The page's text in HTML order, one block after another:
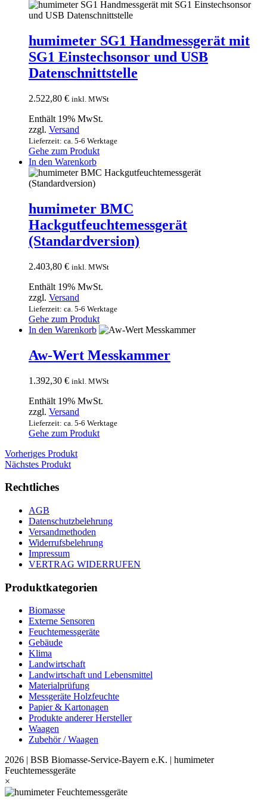
humimeter SG1 Handmessgerät mit
SG1 Einstechsonsor und USB
Datenschnittstelle
2.522,80 € inkl. MWSt
Enthält 19% MwSt.
zzgl. Versand
Lieferzeit: ca. 5-6 Werktage
Gehe zum Produkt
In den Warenkorb
humimeter BMC
Hackgutfeuchtemessgerät
(Standardversion)
2.403,80 € inkl. MWSt
Enthält 19% MwSt.
zzgl. Versand
Lieferzeit: ca. 5-6 Werktage
Gehe zum Produkt
In den Warenkorb
Aw-Wert Messkammer
1.392,30 € inkl. MWSt
Enthält 19% MwSt.
zzgl. Versand
Lieferzeit: ca. 5-6 Werktage
Gehe zum Produkt
Vorheriges Produkt
Nächstes Produkt
Rechtliches
AGB
Datenschutzbelehrung
Versandmethoden
Widerrufsbelehrung
Impressum
VERTRAG WIDERRUFEN
Produktkategorien
Biomasse
Externe Sensoren
Feuchtemessgeräte
Gebäude
Klima
Landwirtschaft
Landwirtschaft und Lebensmittel
Materialprüfung
Messgeräte Holzfeuchte
Papier & Kartonagen
Produkte anderer Hersteller
Waagen
Zubehör / Waagen
2026 | BSB Biomasse-Service-Bayern e.K. | humimeter
Feuchtemessgeräte
×